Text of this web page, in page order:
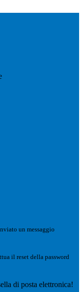
un messaggio
il reset della password
di posta elettronica!